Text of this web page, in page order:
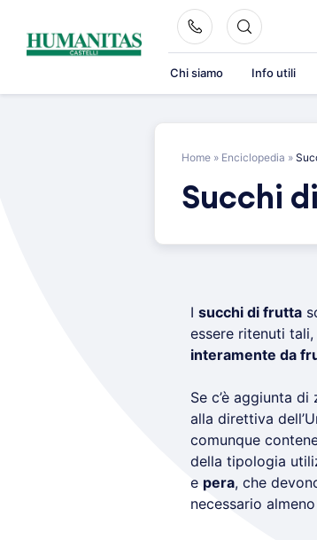
content
Chi siamo Info utili
Home » Enciclopedia »
Succhi
I succhi di frutta
essere ritenuti
interamente da
Se c’è aggiunta
alla direttiva
comunque
della tipologia
e pera, che
necessario